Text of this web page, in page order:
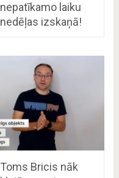
nepatīkamo laiku
nedēļas izskaņā!
Toms Bricis nāk